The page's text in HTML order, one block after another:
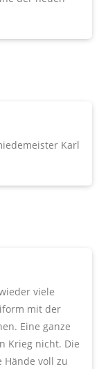
Karl
viele
mit der
Eine ganze
Krieg nicht. Die
Hände voll zu